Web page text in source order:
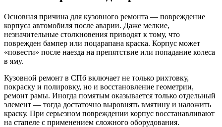
Основная причина для кузовного ремонта — повреждение
корпуса автомобиля после аварии. Даже мелкие,
незначительные столкновения приводят к тому, что
поврежден бампер или поцарапана краска. Корпус может
«повести» после наезда на препятствие или попадание колеса
в яму.
Кузовной ремонт в СПб включает не только рихтовку,
покраску и полировку, но и восстановление геометрии,
ремонт рамы. Иногда помятым оказывается только отдельный
элемент — тогда достаточно выровнять вмятину и наложить
краску. При серьезном повреждении корпус восстанавливают
на стапеле с применением сложного оборудования.